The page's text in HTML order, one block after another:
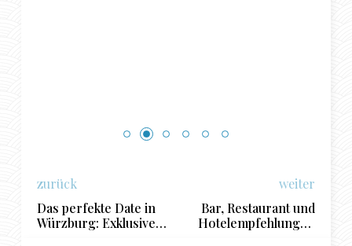
zurück
Das perfekte Date in
Würzburg: Exklusive
weiter
Bar, Restaurant und
Hotelempfehlungen